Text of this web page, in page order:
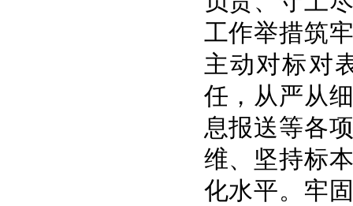
工作举措筑
主动对标对
任，从严从
息报送等各
维、坚持标
化水平。牢